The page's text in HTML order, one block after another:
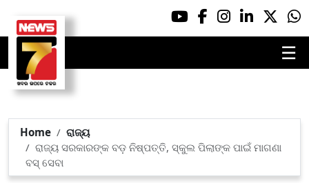
☰
Home
ରାଜ୍ୟ
ରାଜ୍ୟ ସରକାରଙ୍କ ବଡ଼ ନିଷ୍ପତ୍ତି, ସ୍କୁଲ ପିଲାଙ୍କ ପାଇଁ ମାଗଣା
ବସ୍ ସେବା